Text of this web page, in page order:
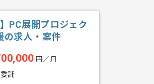
】PC展開プロジェク
の求人・案件
円／月
託